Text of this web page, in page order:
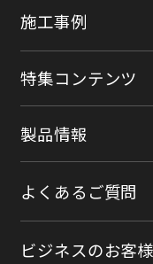
施工事例
特集コンテンツ
製品情報
よくあるご質問
ビジネスのお客